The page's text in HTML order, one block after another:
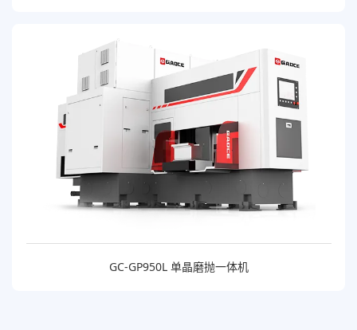
GC-GP950L 单晶磨抛一体机